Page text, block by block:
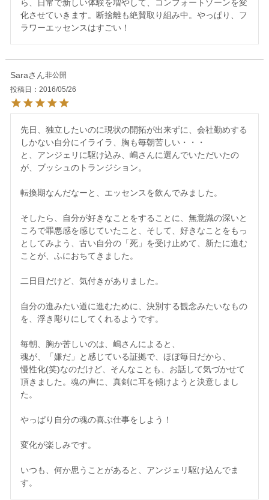
ら、日常で新しい体験を増やして、コンフォートゾーンを変
化させていきます。断捨離も絶賛取り組み中。やっぱり、フ
Sara
非公開
投稿日
2016/05/26
先日、独立したいのに現状の開拓が出来ずに、会社勤めする
しかない自分にイライラ、胸も毎朝苦しい・・・
と、アンジェリに駆け込み、嶋さんに選んでいただいたの
が、ブッシュのトランジション。
転換期なんだなーと、エッセンスを飲んでみました。
そしたら、自分が好きなことをすることに、無意識の深いと
ころで罪悪感を感じていたこと、そして、好きなことをもっ
としてみよう、古い自分の「死」を受け止めて、新たに進む
ことが、ふにおちてきました。
二日目だけど、気付きがありました。
自分の進みたい道に進むために、決別する観念みたいなもの
を、浮き彫りにしてくれるようです。
毎朝、胸か苦しいのは、嶋さんによると、
魂が、「嫌だ」と感じている証拠で、ほぼ毎日だから、
慢性化(笑)なのだけど、そんなことも、お話して気づかせて
頂きました。魂の声に、真剣に耳を傾けようと決意しまし
た。
やっぱり自分の魂の喜ぶ仕事をしよう！
変化が楽しみです。
いつも、何か思うことがあると、アンジェリ駆け込んでま